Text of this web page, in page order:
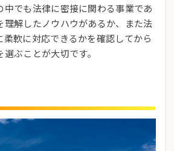
中でも法律に密接に関わる事業であ
理解したノウハウがあるか、また法
柔軟に対応できるかを確認してから
ぶことが大切です。